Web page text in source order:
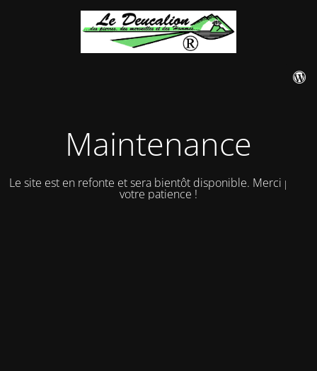
Maintenance
Le site est en refonte et sera bientôt disponible. Merci pour
votre patience !